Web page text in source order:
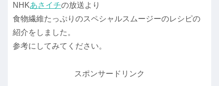
NHKあさイチの放送より
食物繊維たっぷりのスペシャルスムージーのレシピの
紹介をしました。
参考にしてみてください。
スポンサードリンク